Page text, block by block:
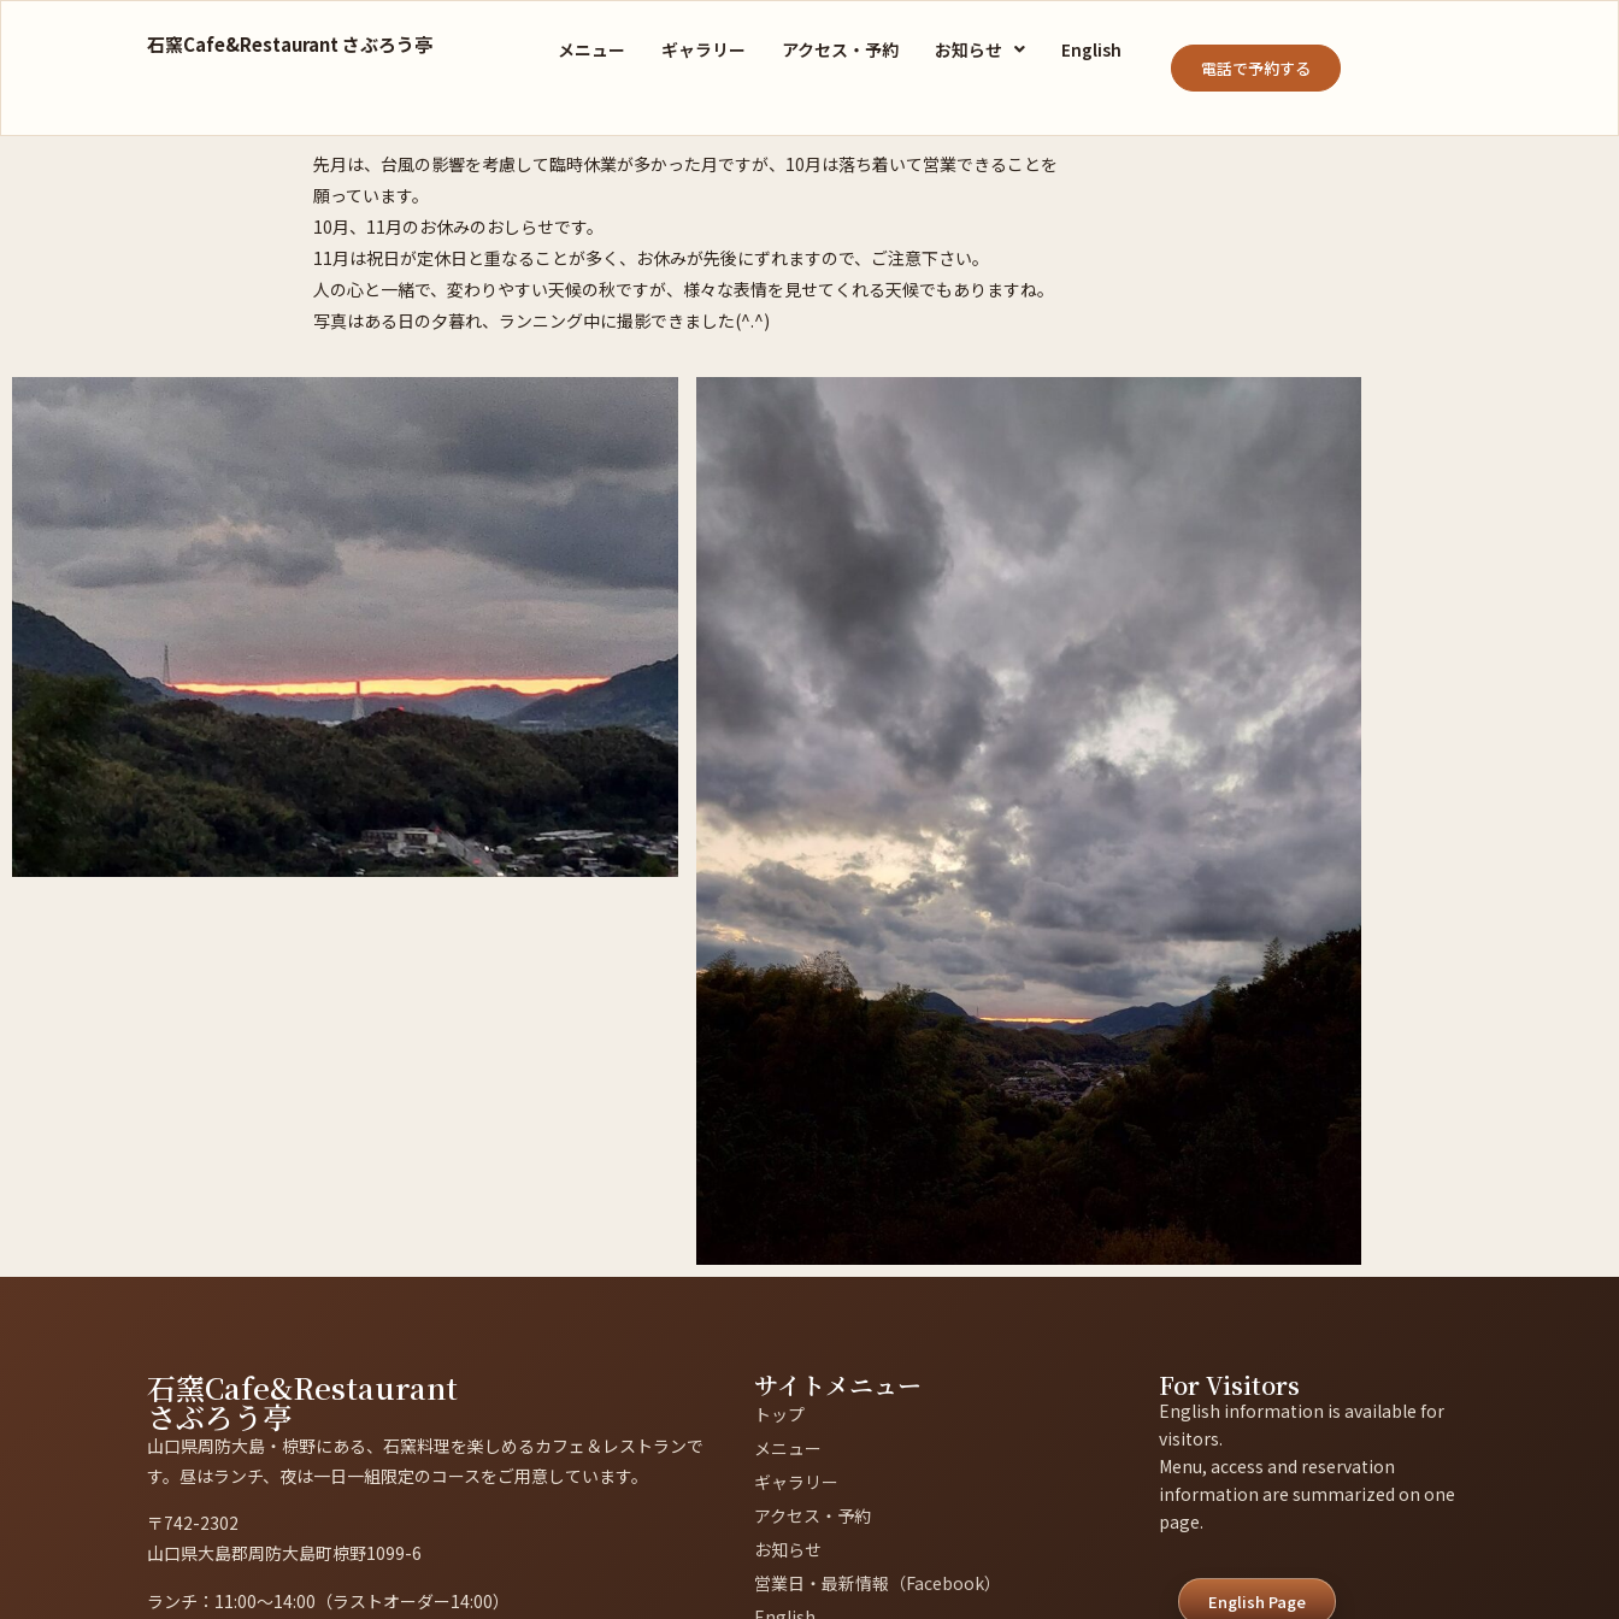
石窯Cafe&Restaurant さぶろう亭 メニュー ギャラリー アクセス・予約 お知らせ English
電話で予約する
先月は、台風の影響を考慮して臨時休業が多かった月ですが、10月は落ち着いて営業できることを
願っています。
10月、11月のお休みのおしらせです。
11月は祝日が定休日と重なることが多く、お休みが先後にずれますので、ご注意下さい。
人の心と一緒で、変わりやすい天候の秋ですが、様々な表情を見せてくれる天候でもありますね。
写真はある日の夕暮れ、ランニング中に撮影できました(^.^)
石窯Cafe&Restaurant
さぶろう亭
山口県周防大島・椋野にある、石窯料理を楽しめるカフェ＆レストランで
す。昼はランチ、夜は一日一組限定のコースをご用意しています。
〒742-2302
山口県大島郡周防大島町椋野1099-6
ランチ：11:00〜14:00（ラストオーダー14:00）
サイトメニュー
トップ
メニュー
ギャラリー
アクセス・予約
お知らせ
営業日・最新情報（Facebook）
For Visitors
English information is available for
visitors.
Menu, access and reservation
information are summarized on one
page.
English Page